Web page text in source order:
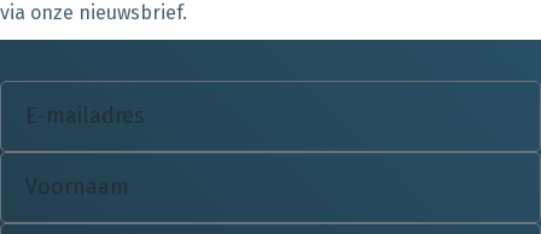
via onze nieuwsbrief.